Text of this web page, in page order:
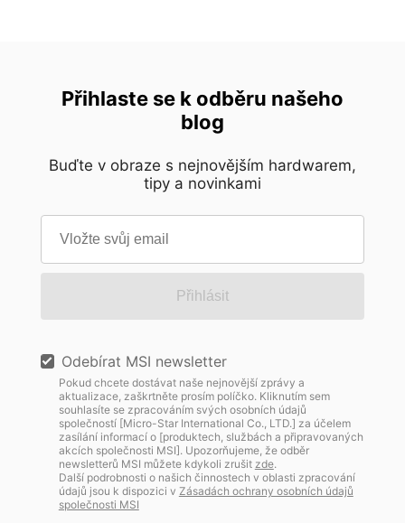
Přihlaste se k odběru našeho
blog
Buďte v obraze s nejnovějším hardwarem,
tipy a novinkami
Přihlásit
Odebírat MSI newsletter
Pokud chcete dostávat naše nejnovější zprávy a
aktualizace, zaškrtněte prosím políčko. Kliknutím sem
souhlasíte se zpracováním svých osobních údajů
společností [Micro-Star International Co., LTD.] za účelem
zasílání informací o [produktech, službách a připravovaných
akcích společnosti MSI]. Upozorňujeme, že odběr
newsletterů MSI můžete kdykoli zrušit zde.
Další podrobnosti o našich činnostech v oblasti zpracování
údajů jsou k dispozici v Zásadách ochrany osobních údajů
společnosti MSI